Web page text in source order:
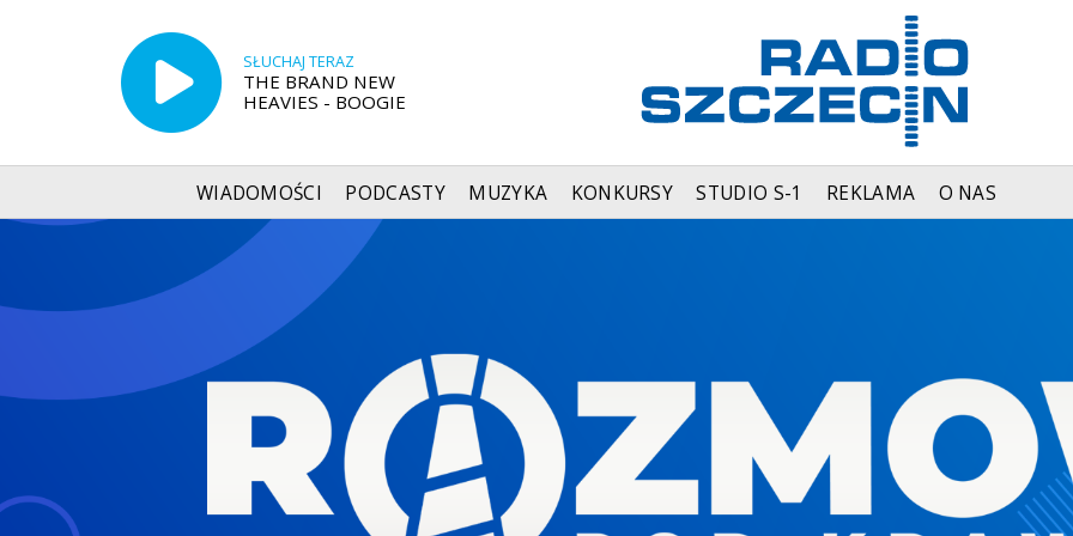
SŁUCHAJ TERAZ
THE BRAND NEW
HEAVIES - BOOGIE
WIADOMOŚCI PODCASTY MUZYKA KONKURSY STUDIO S-1 REKLAMA O NAS